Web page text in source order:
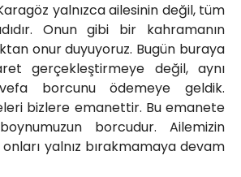
yalnızca ailesinin değil, tüm
Onun gibi bir kahramanın
onur duyuyoruz. Bugün buraya
gerçekleştirmeye değil, aynı
borcunu ödemeye geldik.
bizlere emanettir. Bu emanete
borcudur. Ailemizin
yalnız bırakmamaya devam